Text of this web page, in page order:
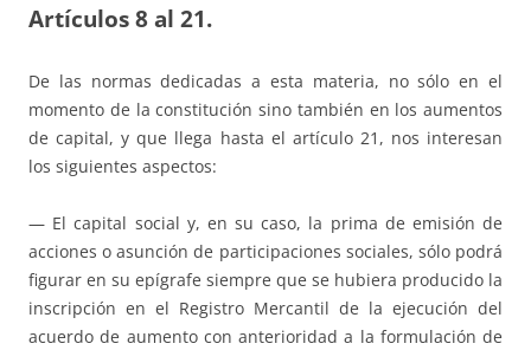
Artículos 8 al 21.
De las normas dedicadas a esta materia, no sólo en el
momento de la constitución sino también en los aumentos
de capital, y que llega hasta el artículo 21, nos interesan
los siguientes aspectos:
— El capital social y, en su caso, la prima de emisión de
acciones o asunción de participaciones sociales, sólo podrá
figurar en su epígrafe siempre que se hubiera producido la
inscripción en el Registro Mercantil de la ejecución del
acuerdo de aumento con anterioridad a la formulación de